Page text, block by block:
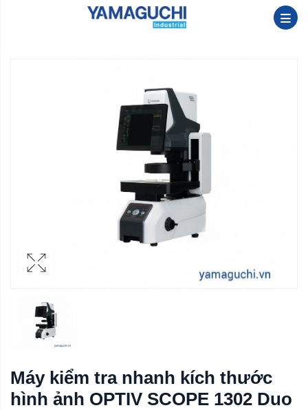
Máy kiểm tra nhanh kích thước
hình ảnh OPTIV SCOPE 1302 Duo